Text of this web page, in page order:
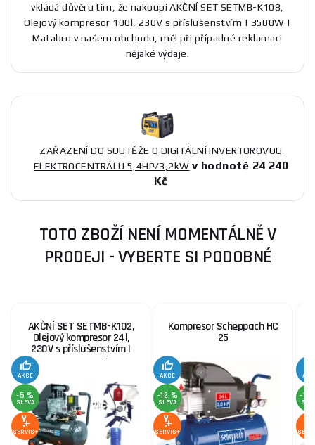
vkládá důvěru tím, že nakoupí AKČNÍ SET SETMB-K108,
Olejový kompresor 100l, 230V s příslušenstvím | 3500W |
Matabro v našem obchodu, měl při případné reklamaci
nějaké výdaje.
ZAŘAZENÍ DO SOUTĚŽE O DIGITÁLNÍ INVERTOROVOU
ELEKTROCENTRÁLU 5,4HP/3,2kW v hodnotě 24 240
Kč
TOTO ZBOŽÍ NENÍ MOMENTÁLNĚ V
PRODEJI - VYBERTE SI PODOBNÉ
AKČNÍ SET SETMB-K102,
Olejový kompresor 24l,
230V s příslušenstvím |
2500W | Matabro
AKCE
-5 %
SLEVA
SERVIS+
Kompresor Scheppach HC
25
AKCE
-12 %
SLEVA
SERVIS+
-12